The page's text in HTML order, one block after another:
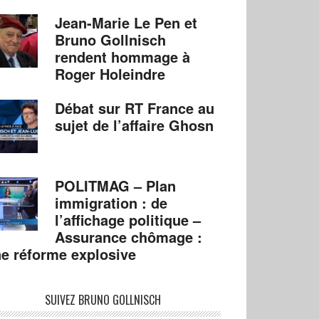
Jean-Marie Le Pen et
Bruno Gollnisch
rendent hommage à
Roger Holeindre
Débat sur RT France au
sujet de l’affaire Ghosn
POLITMAG – Plan
immigration : de
l’affichage politique –
Assurance chômage :
réforme explosive
SUIVEZ BRUNO GOLLNISCH